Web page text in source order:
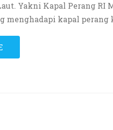
Yakni Kapal Perang RI
menghadapi kapal perang